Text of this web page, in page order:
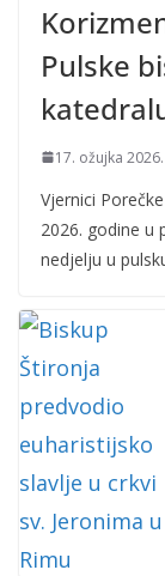
Pulske
17. ožujka 2026.
Vjernici
2026. godine u
nedjelju u